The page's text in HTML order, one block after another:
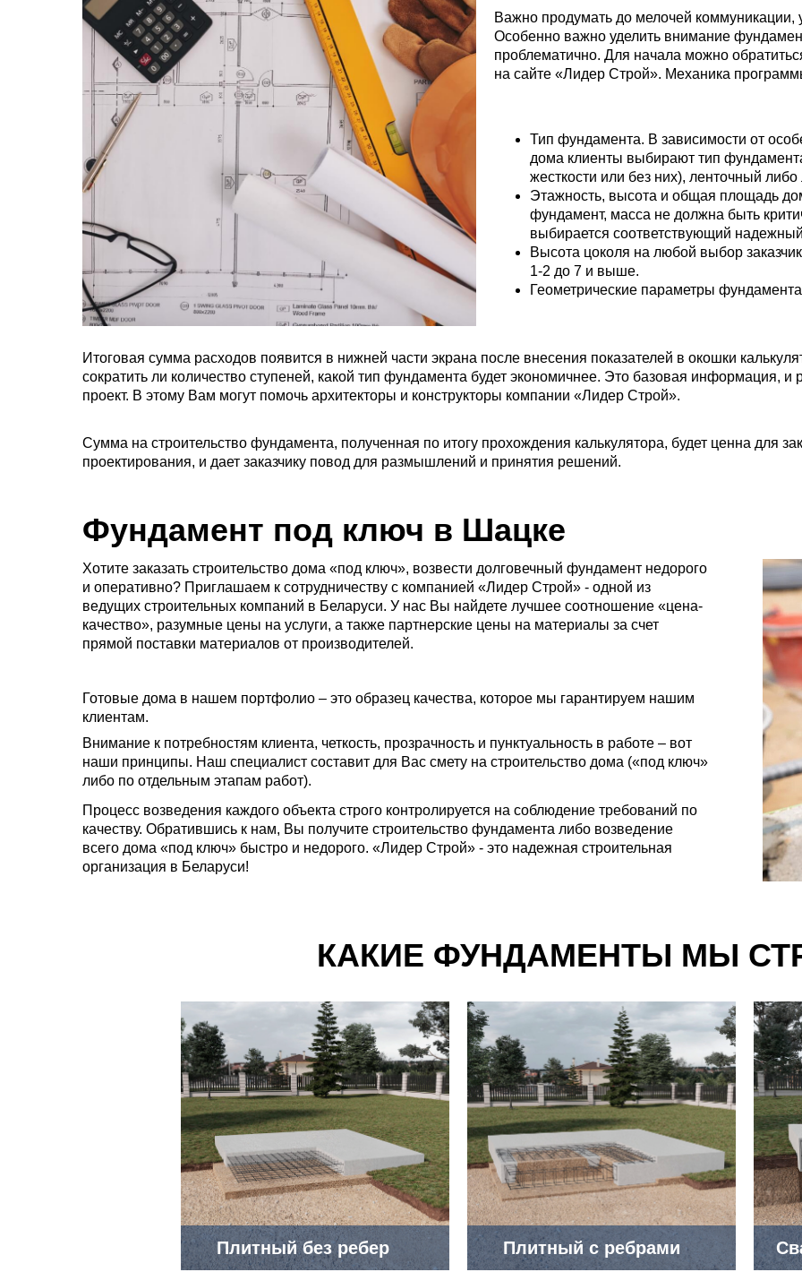
Важно продумать до мелочей
Особенно важно уделить внимание
проблематично. Для начала можно
на сайте «Лидер Строй». Механика
Тип фундамента. В зависимости от
дома клиенты выбирают тип
жесткости или без них), ленточный
Этажность, высота и общая площадь
фундамент, масса не должна быть
выбирается соответствующий
Высота цоколя на любой выбор
1-2 до 7 и выше.
Геометрические параметры
Итоговая сумма расходов появится в нижней части экрана после внесения показателей в окошки
сократить ли количество ступеней, какой тип фундамента будет экономичнее. Это базовая информация, и
проект. В этому Вам могут помочь архитекторы и конструкторы компании «Лидер Строй».
Сумма на строительство фундамента, полученная по итогу прохождения калькулятора, будет ценна для
проектирования, и дает заказчику повод для размышлений и принятия решений.
Фундамент под ключ в Шацке
Хотите заказать строительство дома «под ключ», возвести долговечный фундамент недорого
и оперативно? Приглашаем к сотрудничеству с компанией «Лидер Строй» - одной из
ведущих строительных компаний в Беларуси. У нас Вы найдете лучшее соотношение «цена-
качество», разумные цены на услуги, а также партнерские цены на материалы за счет
прямой поставки материалов от производителей.
Готовые дома в нашем портфолио – это образец качества, которое мы гарантируем нашим
клиентам.
Внимание к потребностям клиента, четкость, прозрачность и пунктуальность в работе – вот
наши принципы. Наш специалист составит для Вас смету на строительство дома («под ключ»
либо по отдельным этапам работ).
Процесс возведения каждого объекта строго контролируется на соблюдение требований по
качеству. Обратившись к нам, Вы получите строительство фундамента либо возведение
всего дома «под ключ» быстро и недорого. «Лидер Строй» - это надежная строительная
организация в Беларуси!
КАКИЕ ФУНДАМЕНТЫ МЫ
Плитный без ребер Плитный с ребрами